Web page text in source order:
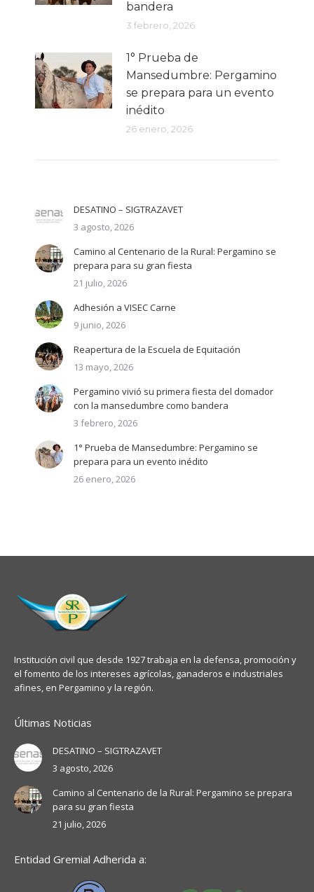
bandera
3 febrero, 2026
1° Prueba de
Mansedumbre: Pergamino
se prepara para un evento
inédito
26 enero, 2026
DESATINO – SIGTRAZAVET
3 agosto, 2026
Camino al Centenario de la Rural: Pergamino se
prepara para su gran fiesta
21 julio, 2026
Adhesión a VISEC Carne
9 junio, 2026
Reapertura de la Escuela de Equitación
13 mayo, 2026
Pergamino vivió su primera fiesta del domador
con la mansedumbre como bandera
3 febrero, 2026
1° Prueba de Mansedumbre: Pergamino se
prepara para un evento inédito
26 enero, 2026
Institución civil que desde 1927 trabaja en la defensa, promoción y
el fomento de los intereses agrícolas, ganaderos e industriales
afines, en Pergamino y la región.
Últimas Noticias
DESATINO – SIGTRAZAVET
3 agosto, 2026
Camino al Centenario de la Rural: Pergamino se prepara
para su gran fiesta
21 julio, 2026
Entidad Gremial Adherida a: